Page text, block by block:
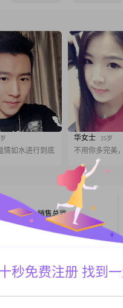
情如水进行到底
华女士 25岁
不用你多完美
丧偶, 销售总监
出生的女士，身高156cm。我的
元之间，目前在日喀则工
，对待生活乐观积极。平时心思
有同理心，能够感知到他人的情
跟TA联系
秒免费注册 找到